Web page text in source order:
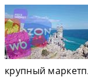
крупный